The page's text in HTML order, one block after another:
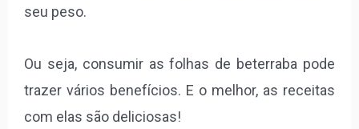
seu peso.
Ou seja, consumir as folhas de beterraba pode
trazer vários benefícios. E o melhor, as receitas
com elas são deliciosas!